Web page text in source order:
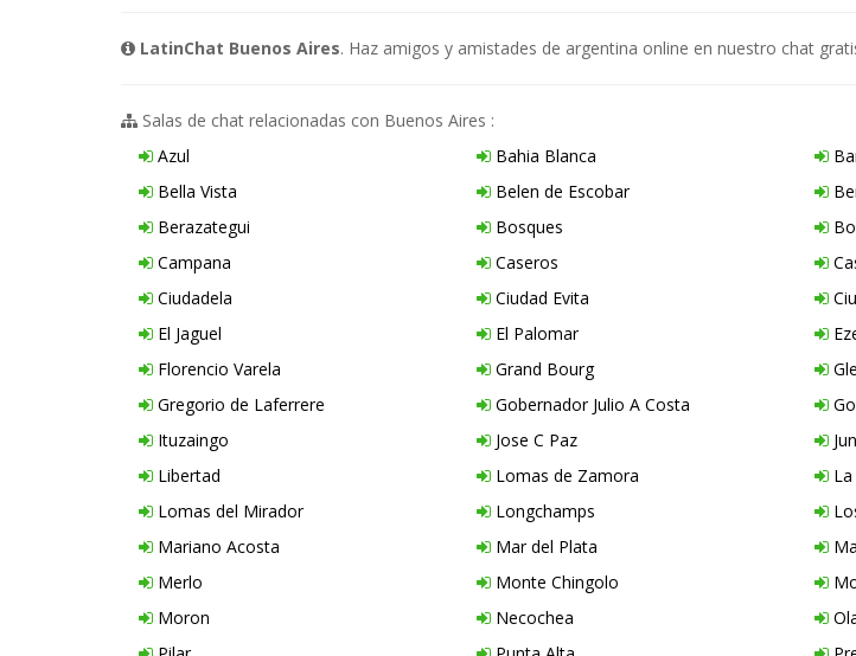
LatinChat Buenos Aires. Haz amigos y amistades de argentina online en nuestro chat
Salas de chat relacionadas con Buenos Aires :
Azul
Bahia Blanca
Bella Vista
Belen de Escobar
Berazategui
Bosques
Campana
Caseros
Ciudadela
Ciudad Evita
El Jaguel
El Palomar
Florencio Varela
Grand Bourg
Gregorio de Laferrere
Gobernador Julio A Costa
Ituzaingo
Jose C Paz
Libertad
Lomas de Zamora
Lomas del Mirador
Longchamps
Mariano Acosta
Mar del Plata
Merlo
Monte Chingolo
Moron
Necochea